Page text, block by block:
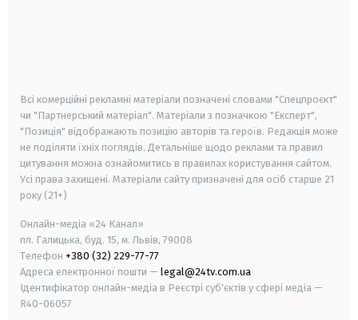
Всі комерційні рекламні матеріали позначені словами "Спецпроєкт"
чи "Партнерський матеріал". Матеріали з позначкою "Експерт",
"Позиція" відображають позицію авторів та героїв. Редакція може
не поділяти їхніх поглядів. Детальніше щодо реклами та правил
цитування можна ознайомитись в правилах користування сайтом.
Усі права захищені. Матеріали сайту призначені для осіб старше 21
року (21+)
Онлайн-медіа «24 Канал»
пл. Галицька, буд. 15, м. Львів, 79008
Телефон +380 (32) 229-77-77
Адреса електронної пошти — legal@24tv.com.ua
Ідентифікатор онлайн-медіа в Реєстрі суб'єктів у сфері медіа —
R40-06057